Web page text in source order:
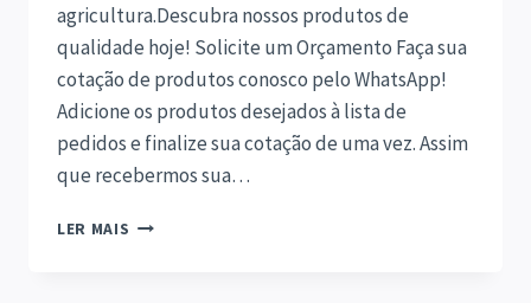
agricultura.Descubra nossos produtos de
qualidade hoje! Solicite um Orçamento Faça sua
cotação de produtos conosco pelo WhatsApp!
Adicione os produtos desejados à lista de
pedidos e finalize sua cotação de uma vez. Assim
que recebermos sua…
LER MAIS HOME